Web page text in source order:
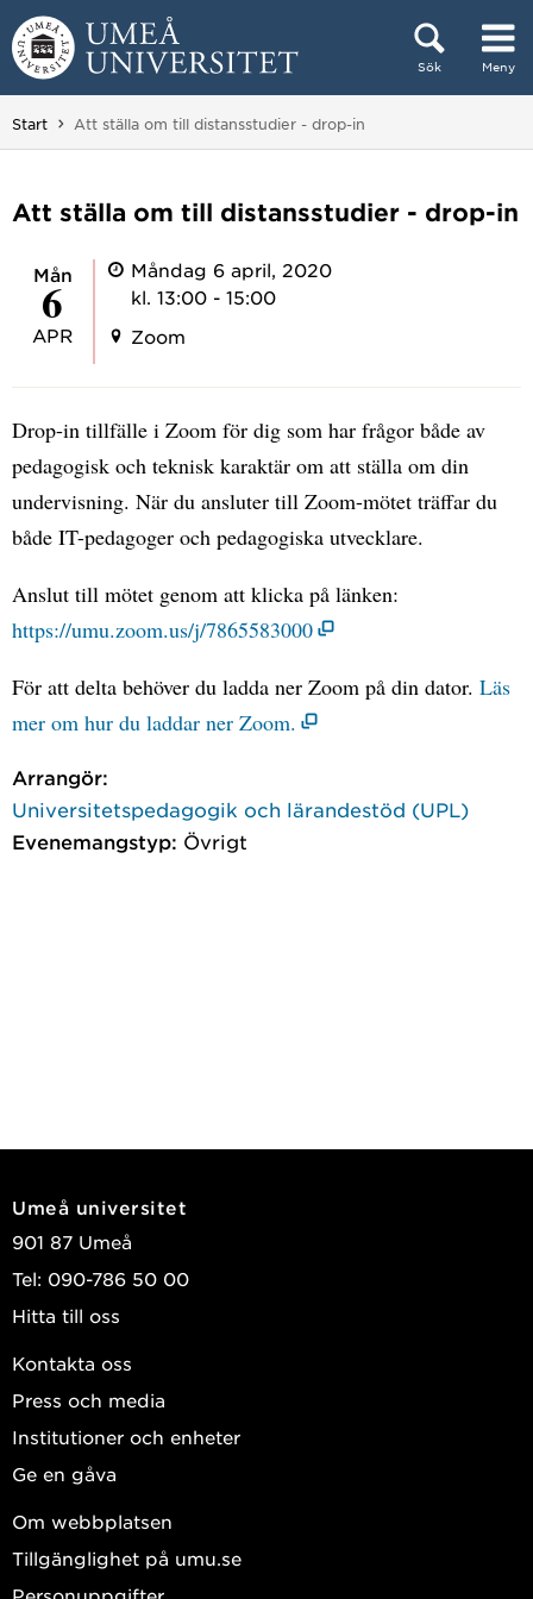
Hoppa direkt till innehållet
Sök Meny
Huvudmenyn dold.
Start Du är här:
Att ställa om till distansstudier - drop-in
Att ställa om till distansstudier - drop-in
mån
6
APR
Måndag 6 april, 2020
kl. 13:00 - 15:00
Zoom
Drop-in tillfälle i Zoom för dig som har frågor både av
pedagogisk och teknisk karaktär om att ställa om din
undervisning. När du ansluter till Zoom-mötet träffar du
både IT-pedagoger och pedagogiska utvecklare.
Anslut till mötet genom att klicka på länken:
https://umu.zoom.us/j/7865583000
För att delta behöver du ladda ner Zoom på din dator. Läs
mer om hur du laddar ner Zoom.
Arrangör:
Universitetspedagogik och lärandestöd (UPL)
Evenemangstyp: Övrigt
Umeå universitet
901 87 Umeå
Tel: 090-786 50 00
Hitta till oss
Kontakta oss
Press och media
Institutioner och enheter
Ge en gåva
Om webbplatsen
Tillgänglighet på umu.se